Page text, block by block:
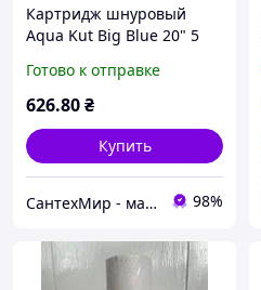
Картридж шнуровый
Aqua Kut Big Blue 20" 5
нить BB20 для
механической очистки)
Готово к отправке
626.80₴
Купить
СантехМир - магазин сантехники 98%